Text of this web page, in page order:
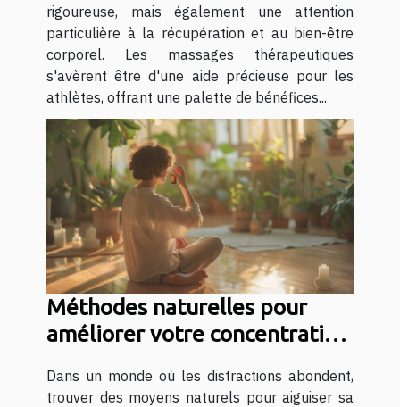
rigoureuse, mais également une attention
particulière à la récupération et au bien-être
corporel. Les massages thérapeutiques
s'avèrent être d'une aide précieuse pour les
athlètes, offrant une palette de bénéfices...
Méthodes naturelles pour
améliorer votre concentration
Dans un monde où les distractions abondent,
trouver des moyens naturels pour aiguiser sa